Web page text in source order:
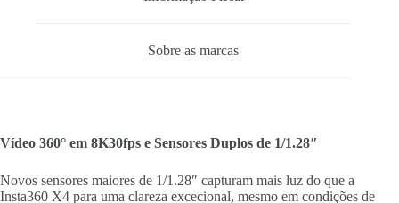
Sobre as marcas
Vídeo 360° em 8K30fps e Sensores Duplos de 1/1.28″
Novos sensores maiores de 1/1.28″ capturam mais luz do que a
Insta360 X4 para uma clareza excecional, mesmo em condições de